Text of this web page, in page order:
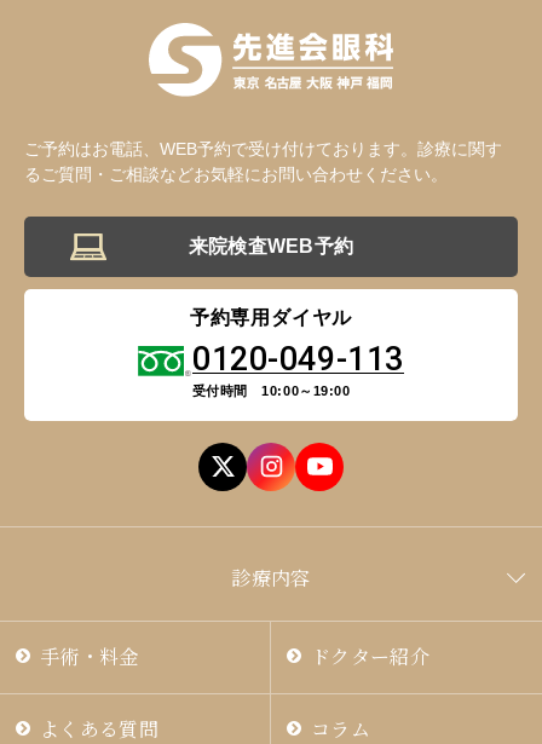
ご予約はお電話、WEB予約で受け付けております。診療に関す
るご質問・ご相談などお気軽にお問い合わせください。
来院検査WEB予約
予約専用ダイヤル
0120-049-113
受付時間 10:00～19:00
手術・料金 ドクター紹介
よくある質問 コラム
診療内容